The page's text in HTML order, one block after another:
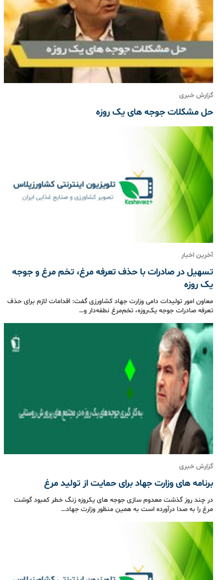
گزارش خبری
حل مشکلات جوجه های یک روزه
آخرین اخبار
تسهیل در صادرات با حذف تعرفه مرغ، تخم مرغ و جوجه
یک روزه
معاون امور تولیدات دامی وزارت جهاد کشاورزی گفت: اقدامات لازم برای حذف
تعرفه صادرات جوجه یک‌روزه، تخم‌مرغ نطفه‌دار و…
گزارش خبری
برنامه های وزارت جهاد برای حمایت از تولید مرغ
در چند روز گذشت معدوم سازی جوجه های یکروزه زنگ خطر کمبود گوشت
مرغ را به صدا درآورده است به همین منظور وزارت جهاد…